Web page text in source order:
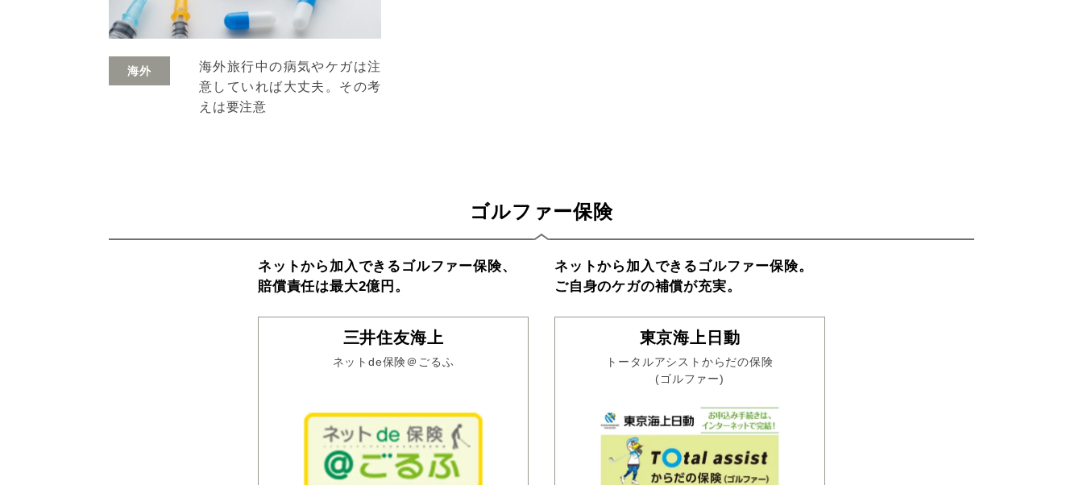
海外
海外旅行中の病気やケガは注
意していれば大丈夫。その考
えは要注意
ゴルファー保険
ネットから加入できるゴルファー保険、
賠償責任は最大2億円。
三井住友海上
ネットde保険＠ごるふ
ネットから加入できるゴルファー保険。
ご自身のケガの補償が充実。
東京海上日動
トータルアシストからだの保険
(ゴルファー)